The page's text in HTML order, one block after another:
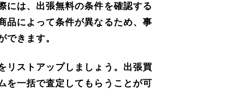
には、出張無料の条件を確認する
品によって条件が異なるため、事
きます。
リストアップしましょう。出張買
を一括で査定してもらうことが可